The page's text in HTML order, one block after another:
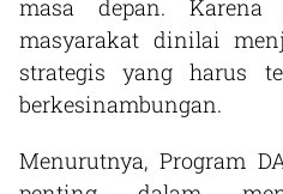
masa depan.
masyarakat dinilai
strategis yang harus
berkesinambungan.
Menurutnya, Program